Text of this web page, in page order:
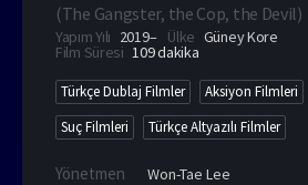
(The Gangster, the Cop, the Devil)
Yapım Yılı 2019– Ülke Güney Kore
Film Süresi 109 dakika
Türkçe Dublaj Filmler Aksiyon Filmleri
Suç Filmleri
Türkçe Altyazılı Filmler
Yönetmen Won-Tae Lee